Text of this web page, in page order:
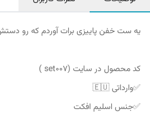
یه ست خفن پاییزی برات آوردم که رو
کد محصول در سایت (set007 )
✅وارداتی 🇪🇺
✅جنس اسلیم افکت